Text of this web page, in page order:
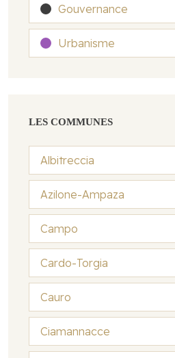
Gouvernance
Urbanisme
LES COMMUNES
Albitreccia
Azilone-Ampaza
Campo
Cardo-Torgia
Cauro
Ciamannacce